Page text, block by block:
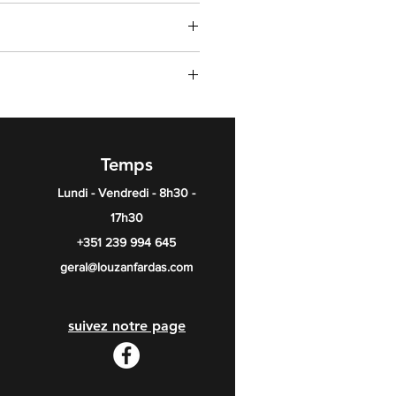
Temps
Lundi - Vendredi - 8h30 -
17h30
+351 239 994 645
geral@louzanfardas.com
suivez notre page